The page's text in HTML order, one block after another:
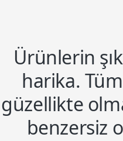
Ürünlerin
harika.
güzellikte
benzersiz